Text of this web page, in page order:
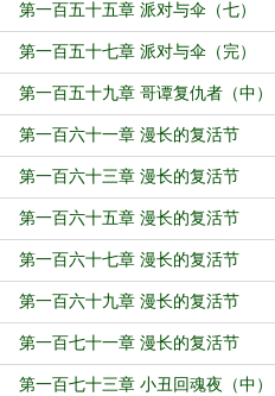
第一百五十五章 派对与伞（七）
第一百五十七章 派对与伞（完）
第一百五十九章 哥谭复仇者（中）
第一百六十一章 漫长的复活节
（一）
第一百六十三章 漫长的复活节
（三）
第一百六十五章 漫长的复活节
（五）
第一百六十七章 漫长的复活节
（七）
第一百六十九章 漫长的复活节
（九）
第一百七十一章 漫长的复活节
（完）
第一百七十三章 小丑回魂夜（中）